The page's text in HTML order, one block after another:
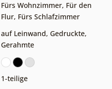
Fürs Wohnzimmer, Für den
Flur, Fürs Schlafzimmer
auf Leinwand, Gedruckte,
Gerahmte
1-teilige